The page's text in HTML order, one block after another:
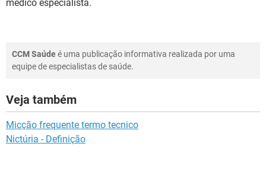
médico especialista.
CCM Saúdeé uma publicação informativa realizada por uma
equipe de especialistas de saúde.
Veja também
Micção frequente termo tecnico
Nictúria - Definição